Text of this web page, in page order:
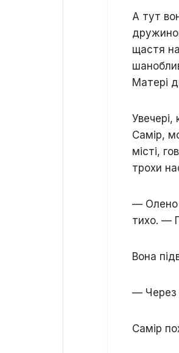
А тут
щастя
Матері
Самір,
місті,
трохи
— Олено
тихо. —
Вона
— Через
Самір